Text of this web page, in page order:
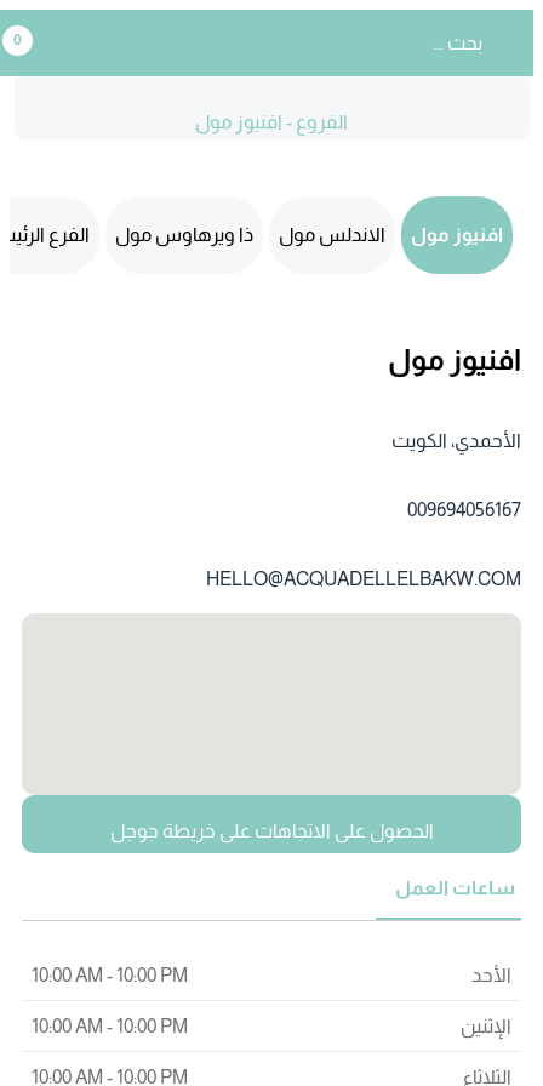
0
الفروع - افنيوز مول
افنيوز مول الاندلس مول ذا ويرهاوس مول الفرع
افنيوز مول
الأحمدي، الكويت‎
009694056167
HELLO@ACQUADELLELBAKW.COM
الحصول على الاتجاهات على خريطة جوجل
ساعات العمل
الأحد 10:00 AM - 10:00 PM
الإثنين 10:00 AM - 10:00 PM
الثلاثاء 10:00 AM - 10:00 PM